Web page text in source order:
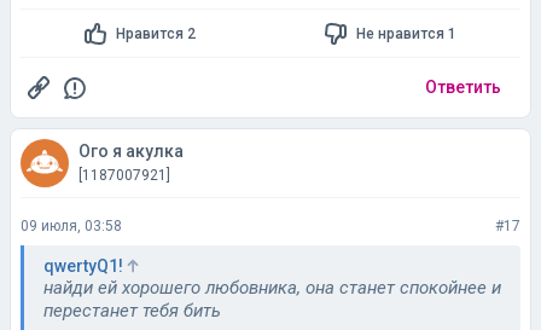
Нравится 2 Не нравится 1
Ответить
Ого я акулка
[1187007921]
09 июля, 03:58 #17
qwertyQ1!
найди ей хорошего любовника, она станет спокойнее и
перестанет тебя бить